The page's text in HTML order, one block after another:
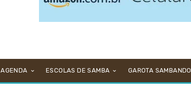
AGENDA ESCOLAS DE SAMBA GAROTA SAMBANDO